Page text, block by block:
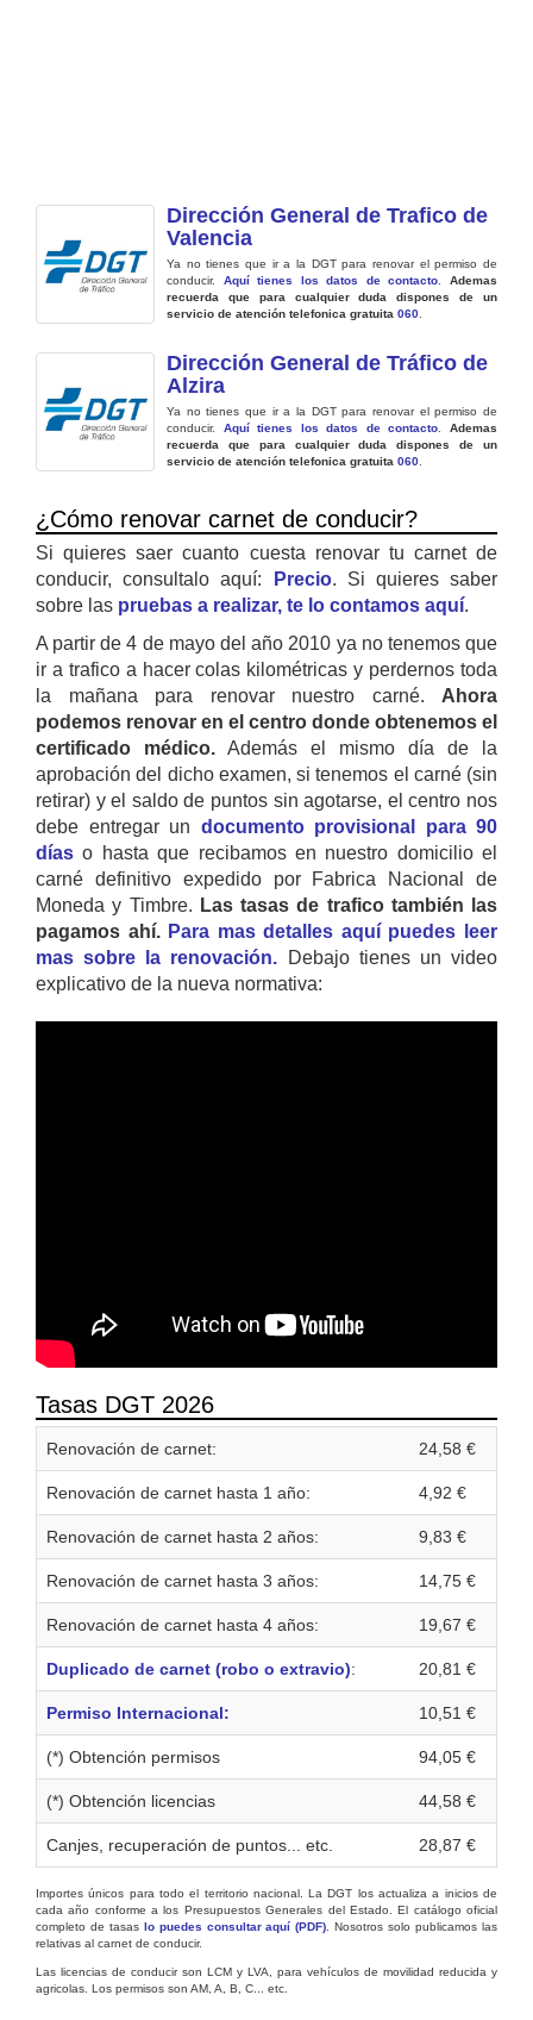
Dirección General de Trafico de
Valencia
Ya no tienes que ir a la DGT para renovar el permiso de
conducir. Aquí tienes los datos de contacto .Ademas
recuerda que para cualquier duda dispones de un
servicio de atención telefonica gratuita 060
Dirección General de Tráfico de
Alzira
Ya no tienes que ir a la DGT para renovar el permiso de
conducir. Aquí tienes los datos de contacto .Ademas
recuerda que para cualquier duda dispones de un
servicio de atención telefonica gratuita 060
¿Cómo renovar carnet de conducir?
Si quieres saer cuanto cuesta renovar tu carnet de
conducir, consultalo aquí:
Precio. Si quieres saber
sobre las pruebas a realizar, te lo contamos aquí.
A partir de 4 de mayo del año 2010 ya no tenemos que
ir a trafico a hacer colas kilométricas y perdernos toda
la mañana para renovar nuestro carné. Ahora
podemos renovar en el centro donde obtenemos el
certificado médico. Además el mismo día de la
aprobación del dicho examen, si tenemos el carné (sin
retirar) y el saldo de puntos sin agotarse, el centro nos
debe entregar un documento provisional para 90
días o hasta que recibamos en nuestro domicilio el
carné definitivo expedido por Fabrica Nacional de
Moneda y Timbre. Las tasas de trafico también las
pagamos ahí. Para mas detalles aquí puedes leer
mas sobre la renovación. Debajo tienes un video
explicativo de la nueva normativa:
Tasas DGT 2026
Renovación de carnet: 24,58 €
Renovación de carnet hasta 1 año: 4,92 €
Renovación de carnet hasta 2 años: 9,83 €
Renovación de carnet hasta 3 años: 14,75 €
Renovación de carnet hasta 4 años: 19,67 €
Duplicado de carnet (robo o extravio): 20,81 €
Permiso Internacional: 10,51 €
(*) Obtención permisos 94,05 €
(*) Obtención licencias 44,58 €
Canjes, recuperación de puntos... etc. 28,87 €
Importes únicos para todo el territorio nacional. La DGT los actualiza a inicios de
cada año conforme a los Presupuestos Generales del Estado. El catálogo oficial
completo de tasas lo puedes consultar aquí (PDF) . Nosotros solo publicamos las
relativas al carnet de conducir.
Las licencias de conducir son LCM y LVA, para vehículos de movilidad reducida y
agricolas. Los permisos son AM, A, B, C... etc.